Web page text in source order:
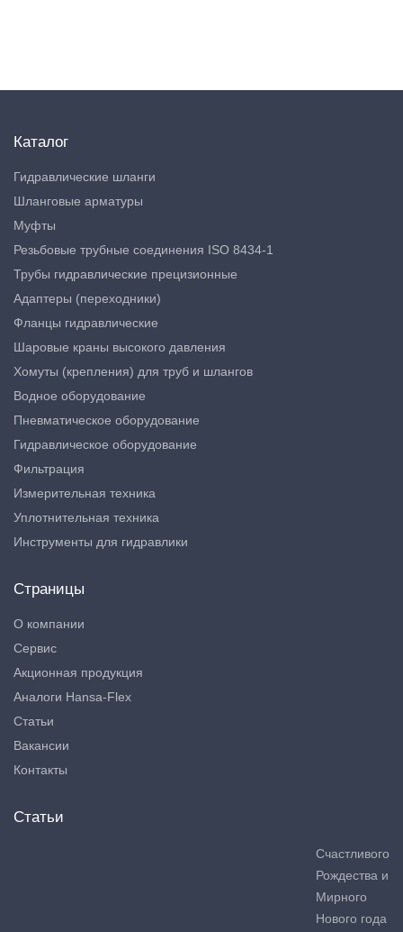
Каталог
Гидравлические шланги
Шланговые арматуры
Муфты
Резьбовые трубные соединения ISO 8434-1
Трубы гидравлические прецизионные
Адаптеры (переходники)
Фланцы гидравлические
Шаровые краны высокого давления
Хомуты (крепления) для труб и шлангов
Водное оборудование
Пневматическое оборудование
Гидравлическое оборудование
Фильтрация
Измерительная техника
Уплотнительная техника
Инструменты для гидравлики
Страницы
О компании
Сервис
Акционная продукция
Аналоги Hansa-Flex
Статьи
Вакансии
Контакты
Статьи
Счастливого
Рождества и
Мирного
Нового года